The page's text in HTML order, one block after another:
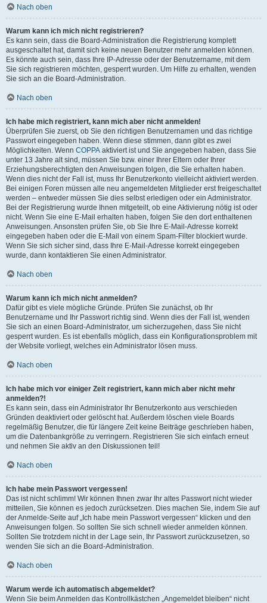
Nach oben
Warum kann ich mich nicht registrieren?
Es kann sein, dass die Board-Administration die Registrierung komplett
ausgeschaltet hat, damit sich keine neuen Benutzer mehr anmelden können.
Es könnte auch sein, dass Ihre IP-Adresse oder der Benutzername, mit dem
Sie sich registrieren möchten, gesperrt wurden. Um Hilfe zu erhalten, wenden
Sie sich an die Board-Administration.
Nach oben
Ich habe mich registriert, kann mich aber nicht anmelden!
Überprüfen Sie zuerst, ob Sie den richtigen Benutzernamen und das richtige
Passwort eingegeben haben. Wenn diese stimmen, dann gibt es zwei
Möglichkeiten. Wenn COPPA aktiviert ist und Sie angegeben haben, dass Sie
unter 13 Jahre alt sind, müssen Sie bzw. einer Ihrer Eltern oder Ihrer
Erziehungsberechtigten den Anweisungen folgen, die Sie erhalten haben.
Wenn dies nicht der Fall ist, muss Ihr Benutzerkonto vielleicht aktiviert werden.
Bei einigen Foren müssen alle neu angemeldeten Mitglieder erst freigeschaltet
werden – entweder müssen Sie dies selbst erledigen oder ein Administrator.
Bei der Registrierung wurde Ihnen mitgeteilt, ob eine Aktivierung nötig ist oder
nicht. Wenn Sie eine E-Mail erhalten haben, folgen Sie den dort enthaltenen
Anweisungen. Ansonsten prüfen Sie, ob Sie Ihre E-Mail-Adresse korrekt
eingegeben haben oder die E-Mail von einem Spam-Filter blockiert wurde.
Wenn Sie sich sicher sind, dass Ihre E-Mail-Adresse korrekt eingegeben
wurde, dann kontaktieren Sie einen Administrator.
Nach oben
Warum kann ich mich nicht anmelden?
Dafür gibt es viele mögliche Gründe. Prüfen Sie zunächst, ob Ihr
Benutzername und Ihr Passwort richtig sind. Wenn dies der Fall ist, wenden
Sie sich an einen Board-Administrator, um sicherzugehen, dass Sie nicht
gesperrt wurden. Es ist ebenfalls möglich, dass ein Konfigurationsproblem mit
der Website vorliegt, welches ein Administrator lösen muss.
Nach oben
Ich habe mich vor einiger Zeit registriert, kann mich aber nicht mehr
anmelden?!
Es kann sein, dass ein Administrator Ihr Benutzerkonto aus verschieden
Gründen deaktiviert oder gelöscht hat. Außerdem löschen viele Boards
regelmäßig Benutzer, die für längere Zeit keine Beiträge geschrieben haben,
um die Datenbankgröße zu verringern. Registrieren Sie sich einfach erneut
und nehmen Sie aktiv an den Diskussionen teil!
Nach oben
Ich habe mein Passwort vergessen!
Das ist nicht schlimm! Wir können Ihnen zwar Ihr altes Passwort nicht wieder
mitteilen, Sie können es jedoch zurücksetzen. Dies machen Sie, indem Sie auf
der Anmelde-Seite auf „Ich habe mein Passwort vergessen“ klicken und den
Anweisungen folgen. So sollten Sie sich schnell wieder anmelden können.
Sollten Sie trotzdem nicht in der Lage sein, Ihr Passwort zurückzusetzen, so
wenden Sie sich an die Board-Administration.
Nach oben
Warum werde ich automatisch abgemeldet?
Wenn Sie beim Anmelden das Kontrollkästchen „Angemeldet bleiben“ nicht